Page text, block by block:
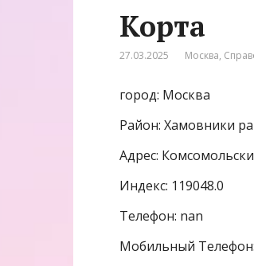
Корта
27.03.2025 Москва,
город: Москва
Район: Хамовники
Адрес:
Индекс: 119048.0
Телефон: nan
Мобильный